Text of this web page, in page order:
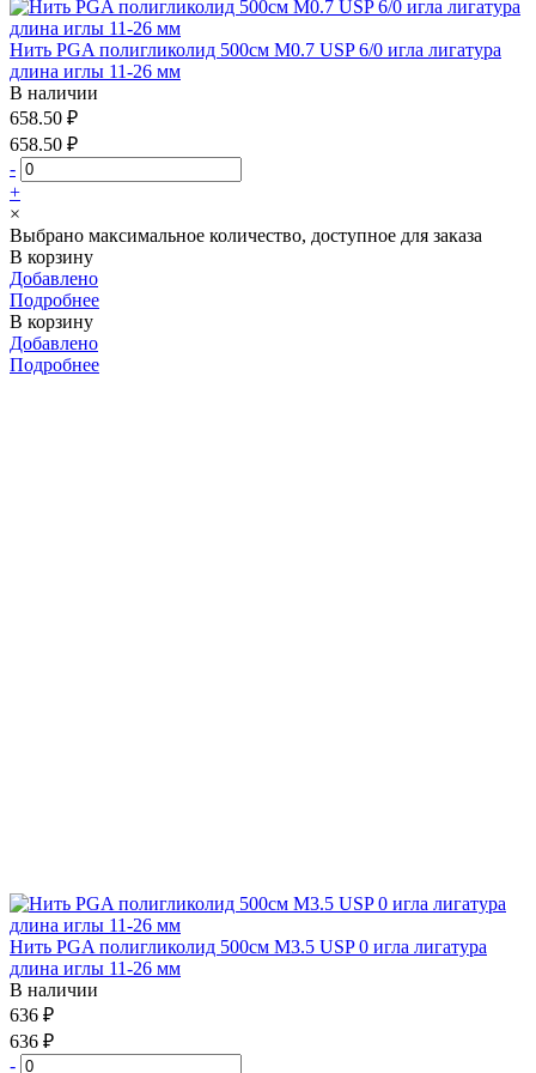
Нить PGA полигликолид 500см М0.7 USP 6/0 игла лигатура
длина иглы 11-26 мм
В наличии
658.50 ₽
658.50 ₽
-
+
×
Выбрано максимальное количество, доступное для заказа
В корзину
Добавлено
Подробнее
В корзину
Добавлено
Подробнее
Нить PGA полигликолид 500см М3.5 USP 0 игла лигатура
длина иглы 11-26 мм
В наличии
636 ₽
636 ₽
-